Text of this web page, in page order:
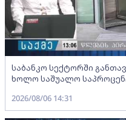
საბანკო სექტორში
ხოლო საშუალო
2026/08/06 14:31